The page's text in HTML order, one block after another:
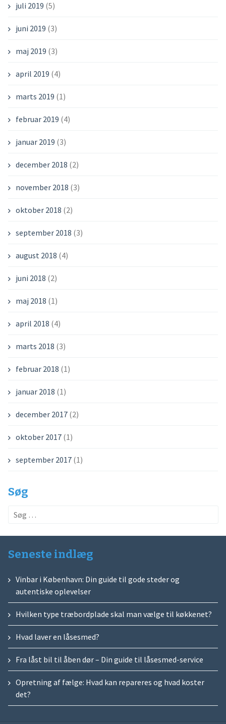
juli 2019 (5)
juni 2019 (3)
maj 2019 (3)
april 2019 (4)
marts 2019 (1)
februar 2019 (4)
januar 2019 (3)
december 2018 (2)
november 2018 (3)
oktober 2018 (2)
september 2018 (3)
august 2018 (4)
juni 2018 (2)
maj 2018 (1)
april 2018 (4)
marts 2018 (3)
februar 2018 (1)
januar 2018 (1)
december 2017(2)
oktober 2017(1)
september 2017(1)
Søg
Søg
Seneste indlæg
Vinbar i København: Din guide til gode steder og
autentiske oplevelser
Hvilken type træbordplade skal man vælge til køkkenet?
Hvad laver en låsesmed?
Fra låst bil til åben dør – Din guide til låsesmed-service
Opretning af fælge: Hvad kan repareres og hvad koster
det?